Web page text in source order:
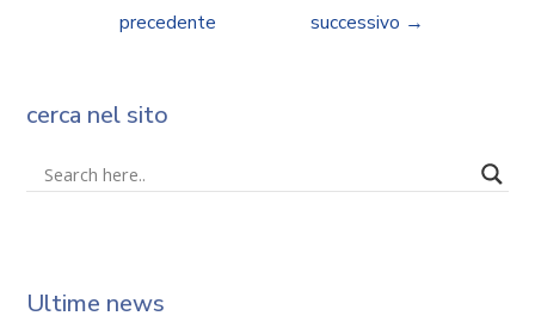
precedente
successivo →
cerca nel sito
Ultime news